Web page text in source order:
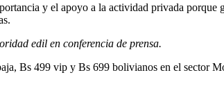
y el apoyo a la actividad privada
edil en conferencia de prensa.
Bs 499 vip y Bs 699 bolivianos en el sector